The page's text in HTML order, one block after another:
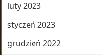
luty 2023
styczeń 2023
grudzień 2022